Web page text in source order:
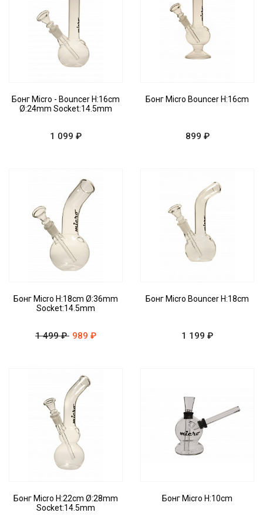
Бонг Micro - Bouncer H:16cm
Ø:24mm Socket:14.5mm
1 099 ₽
Бонг Micro Bouncer H:16cm
899 ₽
Бонг Micro H:18cm Ø:36mm
Socket:14.5mm
1 499 ₽ 989 ₽
Бонг Micro Bouncer H:18cm
1 199 ₽
Бонг Micro H:22cm Ø:28mm
Socket:14.5mm
Бонг Micro H:10cm